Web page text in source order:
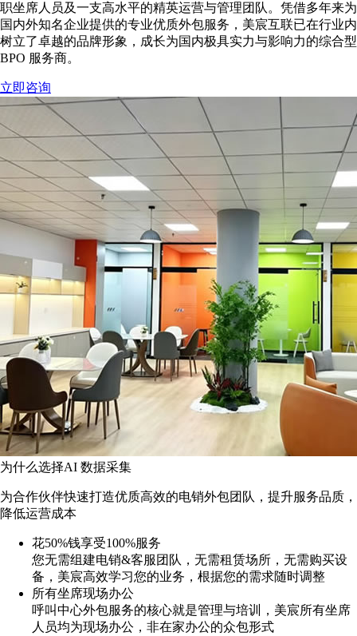
职坐席人员及一支高水平的精英运营与管理团队。凭借多年来为
国内外知名企业提供的专业优质外包服务，美宸互联已在行业内
树立了卓越的品牌形象，成长为国内极具实力与影响力的综合型
BPO 服务商。
立即咨询
为什么选择AI 数据采集
为合作伙伴快速打造优质高效的电销外包团队，提升服务品质，
降低运营成本
花50%钱享受100%服务
您无需组建电销&客服团队，无需租赁场所，无需购买设
备，美宸高效学习您的业务，根据您的需求随时调整
所有坐席现场办公
呼叫中心外包服务的核心就是管理与培训，美宸所有坐席
人员均为现场办公，非在家办公的众包形式